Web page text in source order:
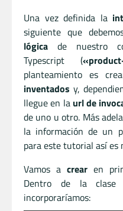
Una vez definida la
siguiente que
lógica de nuestro
Typescript (
planteamiento es
inventados y,
llegue en la url de
de uno u otro. Más
la información de un
para este tutorial así es
Vamos a crear en
Dentro de la clase
incorporaríamos: